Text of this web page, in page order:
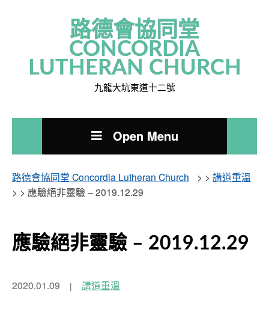
路德會協同堂
CONCORDIA
LUTHERAN CHURCH
九龍大坑東道十二號
Open Menu
路德會協同堂 Concordia Lutheran Church > > 講道重溫
> > 應驗絕非靈驗 – 2019.12.29
應驗絕非靈驗 – 2019.12.29
2020.01.09 講道重溫